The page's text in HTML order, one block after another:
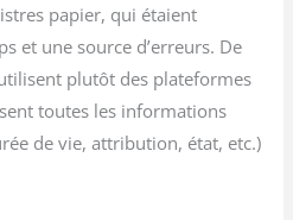
papier, qui étaient
et une source d’erreurs. De
plutôt des plateformes
toutes les informations
de vie, attribution, état, etc.)